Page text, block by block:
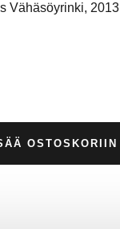
Vähäsöyrinki, 2013
OSTOSKORIIN